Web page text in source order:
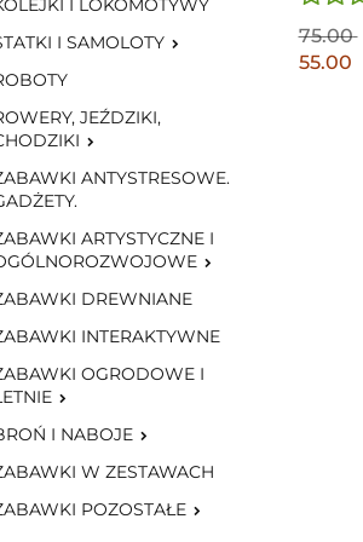
I LOKOMOTYWY
I SAMOLOTY
JEŹDZIKI,
ANTYSTRESOWE.
ARTYSTYCZNE I
DREWNIANE
INTERAKTYWNE
OGRODOWE I
I NABOJE
W ZESTAWACH
POZOSTAŁE
75.00
55.00